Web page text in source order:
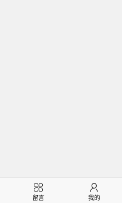
留言 我的